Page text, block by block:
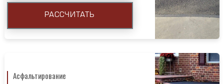
РАССЧИТАТЬ
Асфальтирование